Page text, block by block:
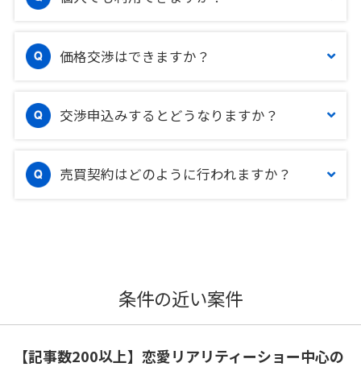
価格交渉はできますか？
交渉申込みするとどうなりますか？
売買契約はどのように行われますか？
条件の近い案件
【記事数200以上】恋愛リアリティーショー中心の